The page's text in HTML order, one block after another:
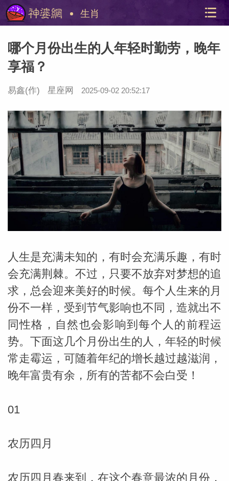
美国神
生肖
站内导
哪个月份出生的人年轻时勤劳，晚年
享福？
易鑫(作) 星座网 2025-09-02 20:52:17
人生是充满未知的，有时会充满乐趣，有时
会充满荆棘。不过，只要不放弃对梦想的追
求，总会迎来美好的时候。每个人生来的月
份不一样，受到节气影响也不同，造就出不
同性格，自然也会影响到每个人的前程运
势。下面这几个月份出生的人，年轻的时候
常走霉运，可随着年纪的增长越过越滋润，
晚年富贵有余，所有的苦都不会白受！
01
农历四月
农历四月春来到，在这个春意最浓的月份，